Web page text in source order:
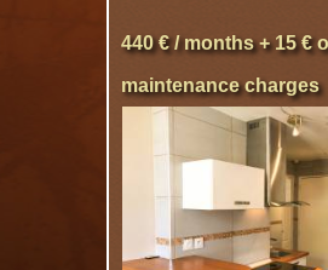
440 € / months + 15 €
maintenance charges